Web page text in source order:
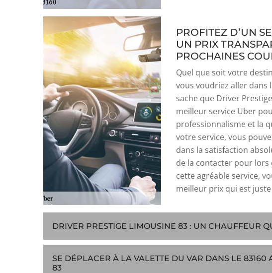
PROFITEZ D’UN
UN PRIX
PROCHAINES
Quel que soit votre
vous voudriez aller dans
sache que Driver
meilleur service Uber
professionnalisme et la
votre service, vous
dans la satisfaction
de la contacter pour
cette agréable service,
meilleur prix qui est
DRIVER PRESTIGE LIMOUSINE 83 : UN CHAUFFEUR
SE DÉPLACER À LA VALETTE DU VAR DANS LE 83160
83